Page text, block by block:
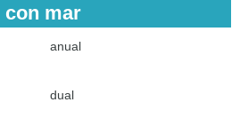
con mar
anual
dual